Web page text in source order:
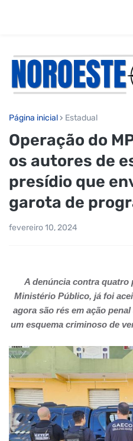
Página inicial Estadual
Operação do
os autores de
presídio que
garota de
fevereiro 10, 2024
A denúncia contra quatro
Ministério Público, já foi
agora são rés em ação
um esquema criminoso de